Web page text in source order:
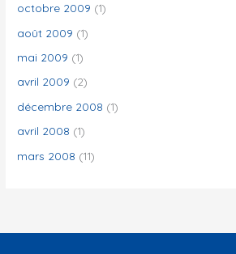
octobre 2009 (1)
août 2009 (1)
mai 2009 (1)
avril 2009 (2)
décembre 2008 (1)
avril 2008 (1)
mars 2008 (11)